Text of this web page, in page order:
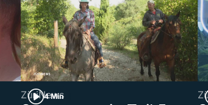
4 Min
ZüriNews